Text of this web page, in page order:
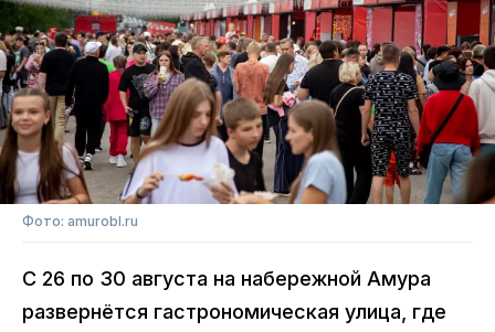
Фото: amurobl.ru
С 26 по 30 августа на набережной Амура
развернётся гастрономическая улица, где